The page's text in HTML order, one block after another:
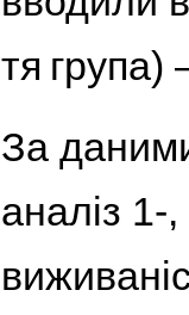
тя
За
аналіз 1-